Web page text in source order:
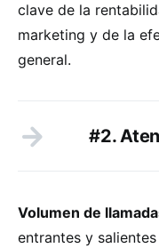
clave de la
marketing y de la
general.
#2.
Volumen de
entrantes y